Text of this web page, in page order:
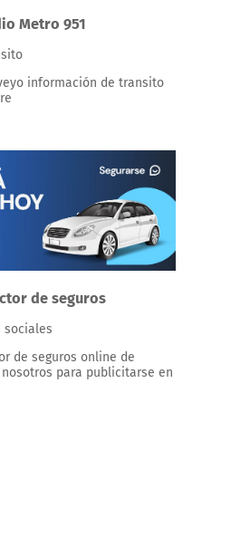
Metro 951
información de transito
de seguros
sociales
de seguros online de
para publicitarse en